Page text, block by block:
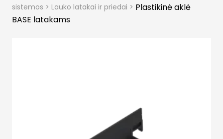
sistemos > Lauko latakai ir priedai > Plastikinė aklė
BASE latakams